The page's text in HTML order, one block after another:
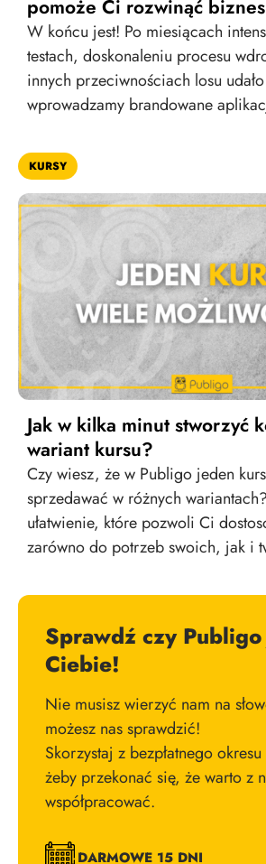
pomoże Ci rozwinąć biznes
W końcu jest! Po miesiącach
testach, doskonaleniu procesu
innych przeciwnościach losu
wprowadzamy brandowane
KURSY
Jak w kilka minut stworzyć
wariant kursu?
Czy wiesz, że w Publigo jeden
sprzedawać w różnych
ułatwienie, które pozwoli Ci
zarówno do potrzeb swoich, jak i
Sprawdź czy
Ciebie!
Nie musisz wierzyć nam na
możesz nas sprawdzić!
Skorzystaj z bezpłatnego
żeby przekonać się, że warto z
współpracować.
DARMOWE 15 DNI